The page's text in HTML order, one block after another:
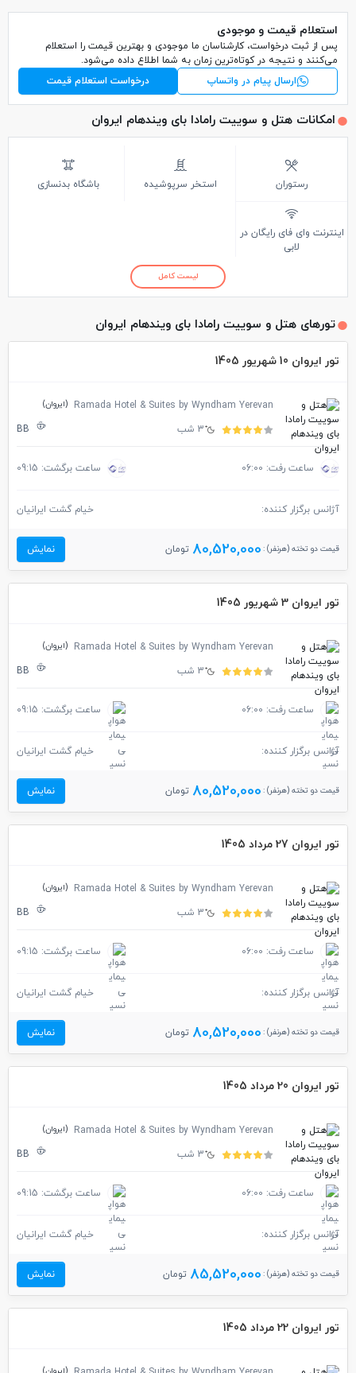
استعلام قیمت و موجودی
پس از ثبت درخواست، کارشناسان ما موجودی و بهترین قیمت را استعلام
می‌کنند و نتیجه در کوتاه‌ترین زمان به شما اطلاع داده می‌شود.
ارسال پیام در واتساپ
درخواست استعلام قیمت
امکانات هتل و سوییت رامادا بای ویندهام ایروان
رستوران استخر سرپوشیده باشگاه بدنسازی
اینترنت وای فای رایگان در
لابی
لیست کامل
تورهای هتل و سوییت رامادا بای ویندهام ایروان
تور ایروان 10 شهریور 1405
Ramada Hotel & Suites by Wyndham Yerevan (ایروان)
3 شب BB
ساعت رفت: 06:00 ساعت برگشت: 09:15
آژانس برگزار کننده: خیام گشت ایرانیان
قیمت دو تخته (هرنفر) : 80,520,000 تومان نمایش
تور ایروان 3 شهریور 1405
Ramada Hotel & Suites by Wyndham Yerevan (ایروان)
3 شب BB
ساعت رفت: 06:00 ساعت برگشت: 09:15
آژانس برگزار کننده: خیام گشت ایرانیان
قیمت دو تخته (هرنفر) : 80,520,000 تومان نمایش
تور ایروان 27 مرداد 1405
Ramada Hotel & Suites by Wyndham Yerevan (ایروان)
3 شب BB
ساعت رفت: 06:00 ساعت برگشت: 09:15
آژانس برگزار کننده: خیام گشت ایرانیان
قیمت دو تخته (هرنفر) : 80,520,000 تومان نمایش
تور ایروان 20 مرداد 1405
Ramada Hotel & Suites by Wyndham Yerevan (ایروان)
3 شب BB
ساعت رفت: 06:00 ساعت برگشت: 09:15
آژانس برگزار کننده: خیام گشت ایرانیان
قیمت دو تخته (هرنفر) : 85,520,000 تومان نمایش
تور ایروان 22 مرداد 1405